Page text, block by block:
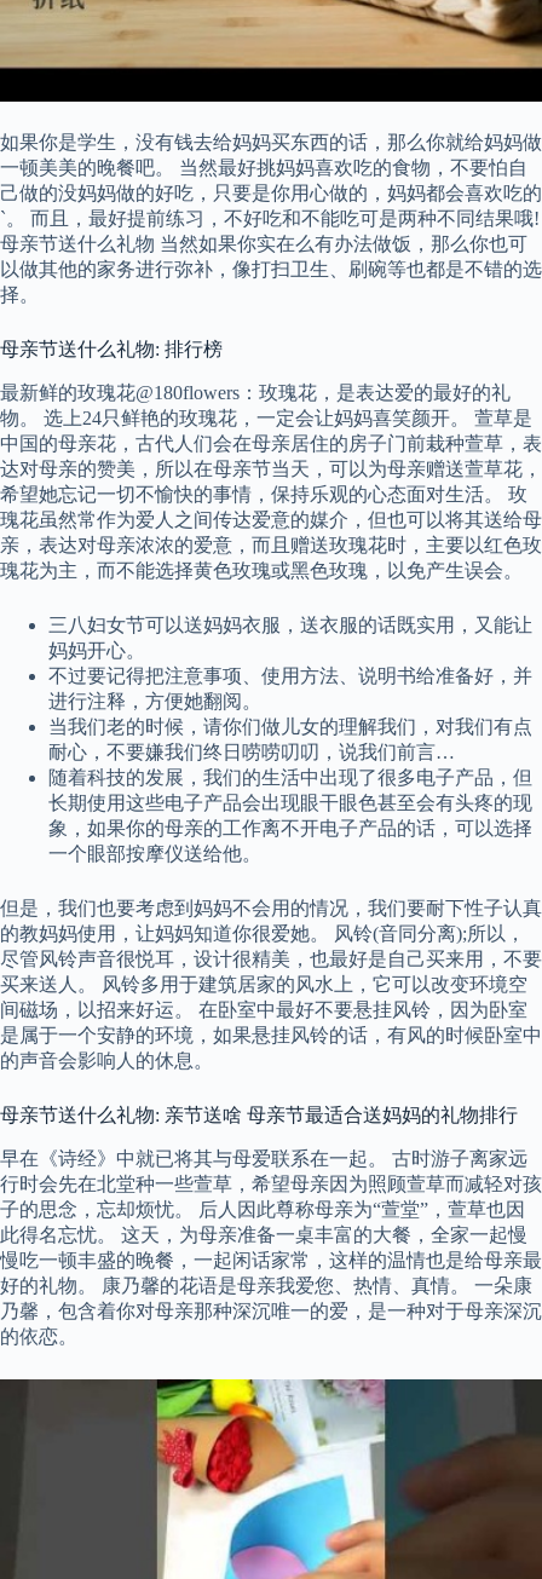
如果你是学生，没有钱去给妈妈买东西的话，那么你就给妈妈做
一顿美美的晚餐吧。 当然最好挑妈妈喜欢吃的食物，不要怕自
己做的没妈妈做的好吃，只要是你用心做的，妈妈都会喜欢吃的
`。 而且，最好提前练习，不好吃和不能吃可是两种不同结果哦!
母亲节送什么礼物 当然如果你实在么有办法做饭，那么你也可
以做其他的家务进行弥补，像打扫卫生、刷碗等也都是不错的选
择。
母亲节送什么礼物: 排行榜
最新鲜的玫瑰花@180flowers：玫瑰花，是表达爱的最好的礼
物。 选上24只鲜艳的玫瑰花，一定会让妈妈喜笑颜开。 萱草是
中国的母亲花，古代人们会在母亲居住的房子门前栽种萱草，表
达对母亲的赞美，所以在母亲节当天，可以为母亲赠送萱草花，
希望她忘记一切不愉快的事情，保持乐观的心态面对生活。 玫
瑰花虽然常作为爱人之间传达爱意的媒介，但也可以将其送给母
亲，表达对母亲浓浓的爱意，而且赠送玫瑰花时，主要以红色玫
瑰花为主，而不能选择黄色玫瑰或黑色玫瑰，以免产生误会。
三八妇女节可以送妈妈衣服，送衣服的话既实用，又能让
妈妈开心。
不过要记得把注意事项、使用方法、说明书给准备好，并
进行注释，方便她翻阅。
当我们老的时候，请你们做儿女的理解我们，对我们有点
耐心，不要嫌我们终日唠唠叨叨，说我们前言…
随着科技的发展，我们的生活中出现了很多电子产品，但
长期使用这些电子产品会出现眼干眼色甚至会有头疼的现
象，如果你的母亲的工作离不开电子产品的话，可以选择
一个眼部按摩仪送给他。
但是，我们也要考虑到妈妈不会用的情况，我们要耐下性子认真
的教妈妈使用，让妈妈知道你很爱她。 风铃(音同分离);所以，
尽管风铃声音很悦耳，设计很精美，也最好是自己买来用，不要
买来送人。 风铃多用于建筑居家的风水上，它可以改变环境空
间磁场，以招来好运。 在卧室中最好不要悬挂风铃，因为卧室
是属于一个安静的环境，如果悬挂风铃的话，有风的时候卧室中
的声音会影响人的休息。
母亲节送什么礼物: 亲节送啥 母亲节最适合送妈妈的礼物排行
早在《诗经》中就已将其与母爱联系在一起。 古时游子离家远
行时会先在北堂种一些萱草，希望母亲因为照顾萱草而减轻对孩
子的思念，忘却烦忧。 后人因此尊称母亲为“萱堂”，萱草也因
此得名忘忧。 这天，为母亲准备一桌丰富的大餐，全家一起慢
慢吃一顿丰盛的晚餐，一起闲话家常，这样的温情也是给母亲最
好的礼物。 康乃馨的花语是母亲我爱您、热情、真情。 一朵康
乃馨，包含着你对母亲那种深沉唯一的爱，是一种对于母亲深沉
的依恋。